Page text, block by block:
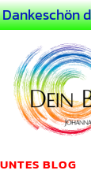
BLOG